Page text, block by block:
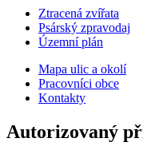
Ztracená zvířata
Psárský zpravodaj
Územní plán
Mapa ulic a okolí
Pracovníci obce
Kontakty
Autorizovaný